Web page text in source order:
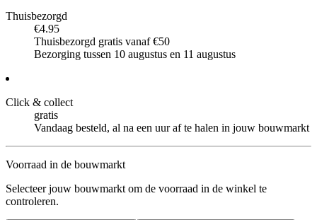
Thuisbezorgd
€4.95
Thuisbezorgd gratis vanaf €50
Bezorging tussen 10 augustus en 11 augustus
Click & collect
gratis
Vandaag besteld, al na een uur af te halen in jouw bouwmarkt
Voorraad in de bouwmarkt
Selecteer jouw bouwmarkt om de voorraad in de winkel te
controleren.